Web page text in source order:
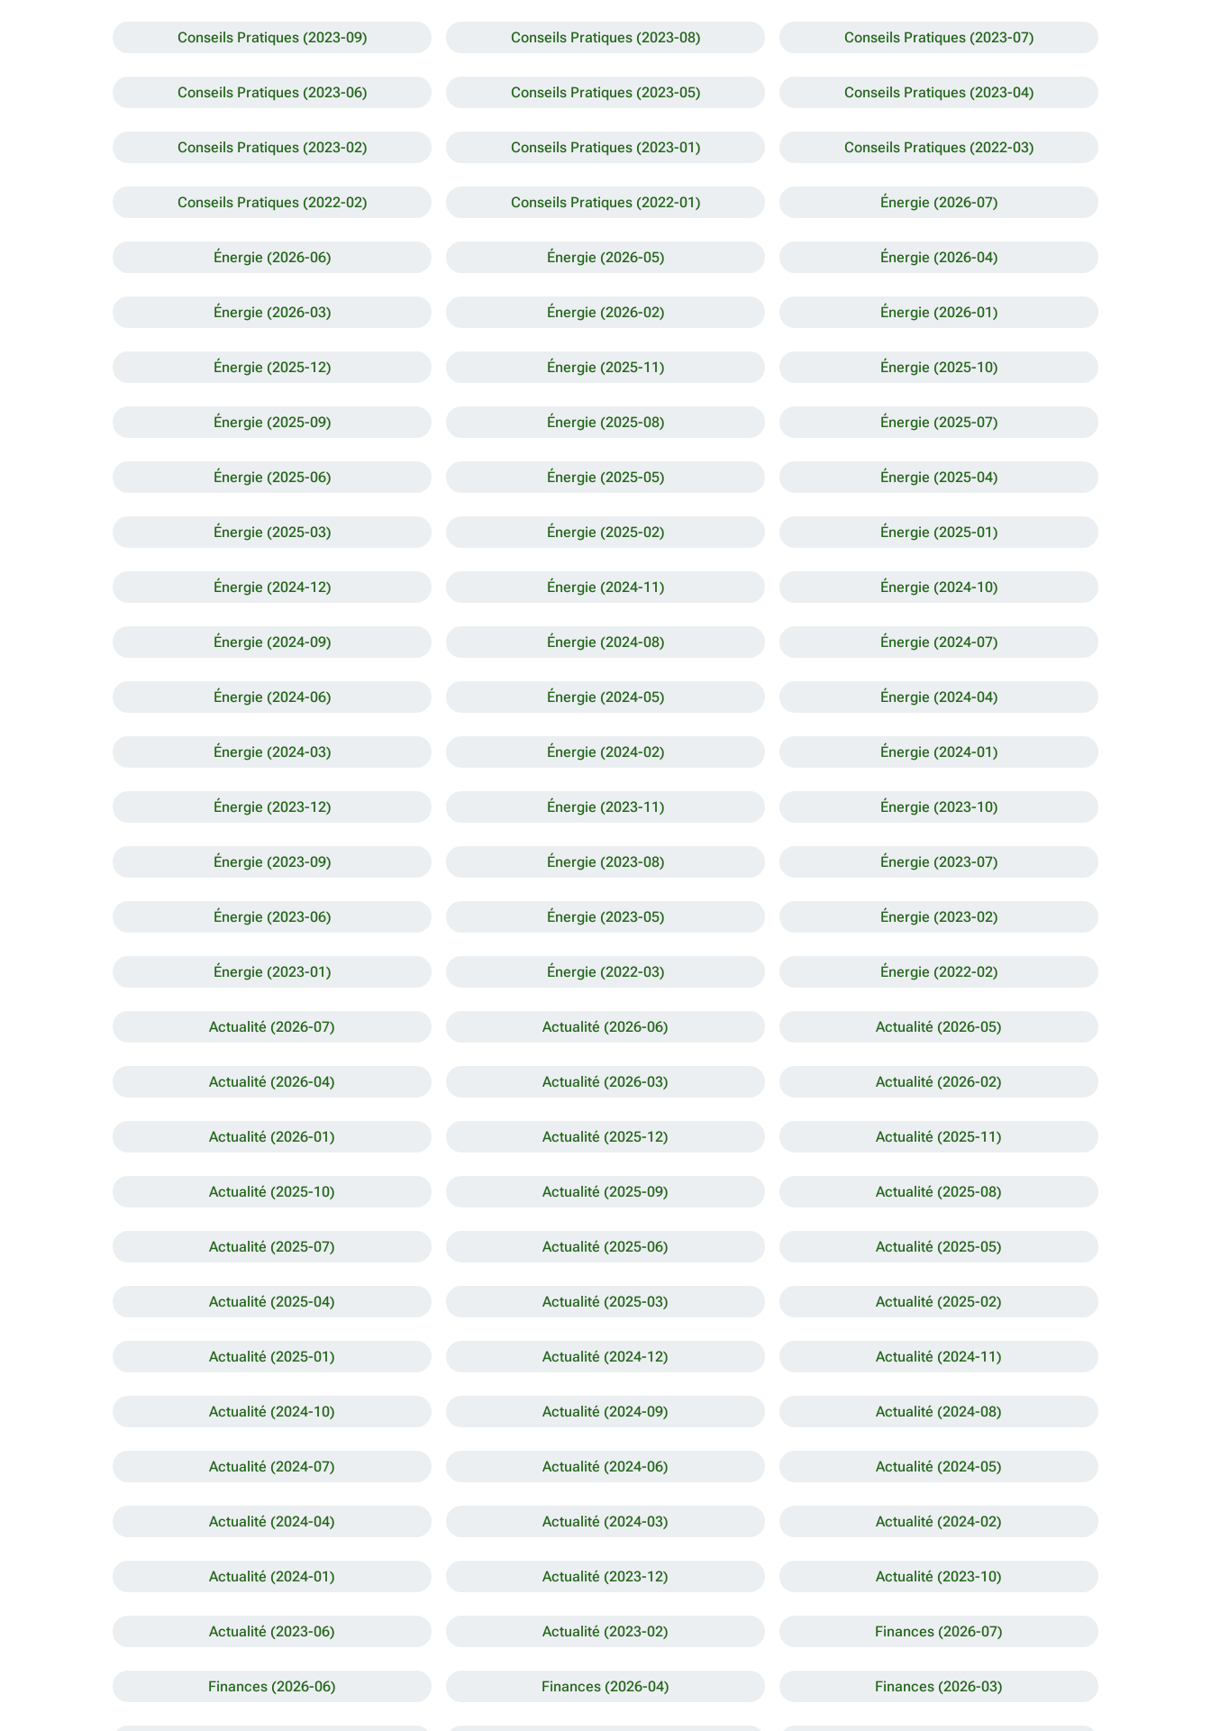
Conseils Pratiques (2023-09) Conseils Pratiques (2023-08) Conseils Pratiques (2023-07)
Conseils Pratiques (2023-06) Conseils Pratiques (2023-05) Conseils Pratiques (2023-04)
Conseils Pratiques (2023-02) Conseils Pratiques (2023-01) Conseils Pratiques (2022-03)
Conseils Pratiques (2022-02) Conseils Pratiques (2022-01) Énergie (2026-07)
Énergie (2026-06) Énergie (2026-05) Énergie (2026-04)
Énergie (2026-03) Énergie (2026-02) Énergie (2026-01)
Énergie (2025-12) Énergie (2025-11) Énergie (2025-10)
Énergie (2025-09) Énergie (2025-08) Énergie (2025-07)
Énergie (2025-06) Énergie (2025-05) Énergie (2025-04)
Énergie (2025-03) Énergie (2025-02) Énergie (2025-01)
Énergie (2024-12) Énergie (2024-11) Énergie (2024-10)
Énergie (2024-09) Énergie (2024-08) Énergie (2024-07)
Énergie (2024-06) Énergie (2024-05) Énergie (2024-04)
Énergie (2024-03) Énergie (2024-02) Énergie (2024-01)
Énergie (2023-12) Énergie (2023-11) Énergie (2023-10)
Énergie (2023-09) Énergie (2023-08) Énergie (2023-07)
Énergie (2023-06) Énergie (2023-05) Énergie (2023-02)
Énergie (2023-01) Énergie (2022-03) Énergie (2022-02)
Actualité (2026-07) Actualité (2026-06) Actualité (2026-05)
Actualité (2026-04) Actualité (2026-03) Actualité (2026-02)
Actualité (2026-01) Actualité (2025-12) Actualité (2025-11)
Actualité (2025-10) Actualité (2025-09) Actualité (2025-08)
Actualité (2025-07) Actualité (2025-06) Actualité (2025-05)
Actualité (2025-04) Actualité (2025-03) Actualité (2025-02)
Actualité (2025-01) Actualité (2024-12) Actualité (2024-11)
Actualité (2024-10) Actualité (2024-09) Actualité (2024-08)
Actualité (2024-07) Actualité (2024-06) Actualité (2024-05)
Actualité (2024-04) Actualité (2024-03) Actualité (2024-02)
Actualité (2024-01) Actualité (2023-12) Actualité (2023-10)
Actualité (2023-06) Actualité (2023-02) Finances (2026-07)
Finances (2026-06) Finances (2026-04) Finances (2026-03)